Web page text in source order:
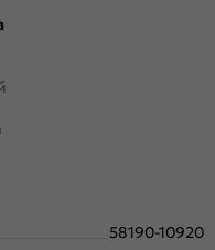
58190-10920